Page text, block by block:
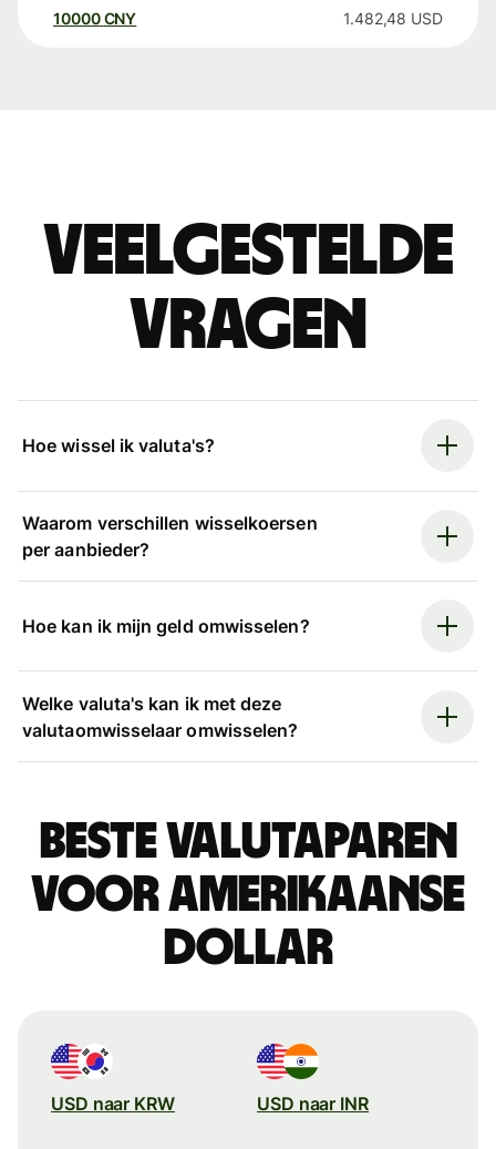
10000 CNY 1.482,48 USD
Veelgestelde
vragen
Hoe wissel ik valuta's?
Waarom verschillen wisselkoersen
per aanbieder?
Hoe kan ik mijn geld omwisselen?
Welke valuta's kan ik met deze
valutaomwisselaar omwisselen?
Beste valutaparen
voor Amerikaanse
dollar
USD naar KRW USD naar INR